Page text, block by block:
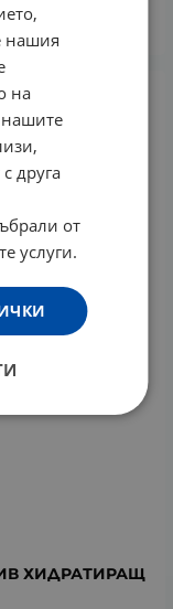
ХИДРАТИРАЩ
нашия
на
нашите
друга
от
услуги.